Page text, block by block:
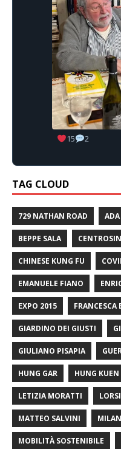
15 2
TAG CLOUD
729 NATHAN ROAD ADA
BEPPE SALA
CHINESE KUNG FU
EMANUELE FIANO
EXPO 2015 FRANCESCA
GIARDINO DEI GIUSTI
GIULIANO PISAPIA
HUNG GAR HUNG KUEN
LETIZIA MORATTI
MATTEO SALVINI
MOBILITÀ SOSTENIBILE